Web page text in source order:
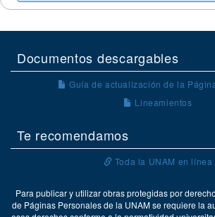
Documentos descargables
Guía de actualización de la
Lineamientos
Te recomendamos
Toda la UNAM en línea
Para publicar y utilizar obras protegidas por
de Páginas Personales de la UNAM se requiere la